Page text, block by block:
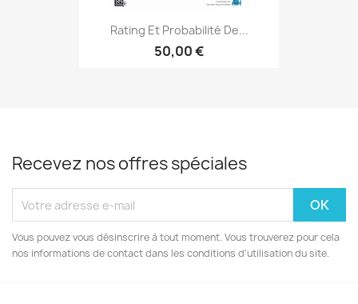
Rating Et Probabilité De...
50,00 €
Recevez nos offres spéciales
Vous pouvez vous désinscrire à tout moment. Vous trouverez pour cela
nos informations de contact dans les conditions d'utilisation du site.